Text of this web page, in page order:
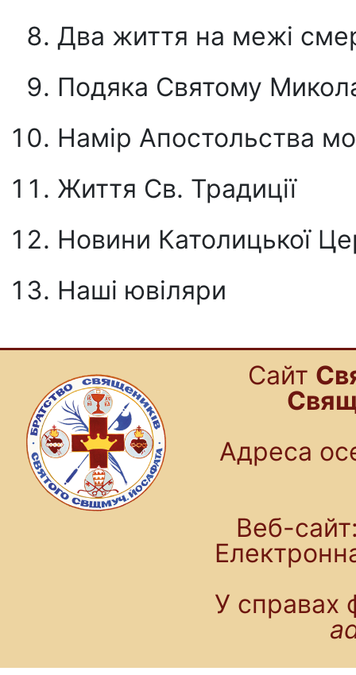
Два життя на межі
Подяка Святому
Намір Апостольства
Життя Св. Традиції
Новини Католицької
Наші ювіляри
Cайт
Адреса
Веб-
У справах